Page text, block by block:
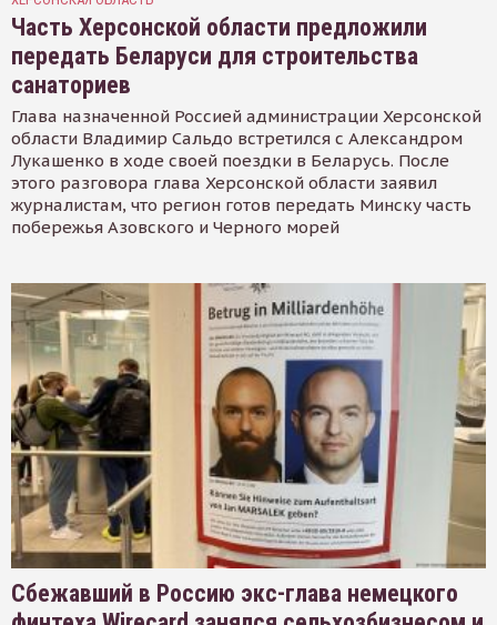
Часть Херсонской области предложили
передать Беларуси для строительства
санаториев
Глава назначенной Россией администрации Херсонской
области Владимир Сальдо встретился с Александром
Лукашенко в ходе своей поездки в Беларусь. После
этого разговора глава Херсонской области заявил
журналистам, что регион готов передать Минску часть
побережья Азовского и Черного морей
Сбежавший в Россию экс-глава немецкого